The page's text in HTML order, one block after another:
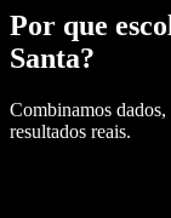
Por que
Santa?
Combinamos
resultados reais.